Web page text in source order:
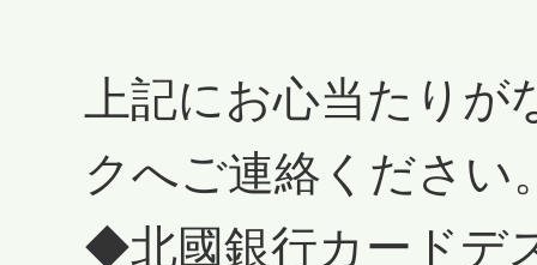
上記にお心当たり
クへご連絡ください
◆北國銀行カードデ